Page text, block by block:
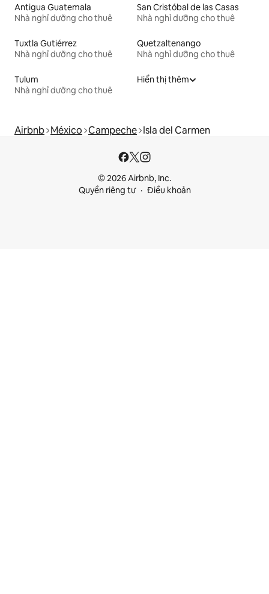
Antigua Guatemala
Nhà nghỉ dưỡng cho thuê
San Cristóbal de las Casas
Nhà nghỉ dưỡng cho thuê
Tuxtla Gutiérrez
Nhà nghỉ dưỡng cho thuê
Quetzaltenango
Nhà nghỉ dưỡng cho thuê
Tulum
Nhà nghỉ dưỡng cho thuê
Hiển thị thêm
Airbnb México Campeche Isla del Carmen
© 2026 Airbnb, Inc.
Quyền riêng tư
Điều khoản